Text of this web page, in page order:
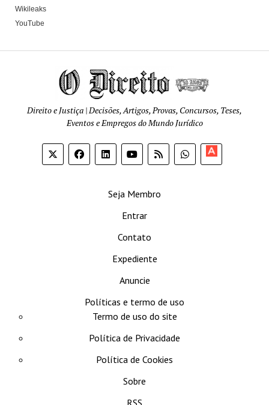
Wikileaks
YouTube
Direito e Justiça | Decisões, Artigos, Provas, Concursos, Teses,
Eventos e Empregos do Mundo Jurídico
Seja Membro
Entrar
Contato
Expediente
Anuncie
Políticas e termo de uso
Termo de uso do site
Política de Privacidade
Política de Cookies
Sobre
RSS